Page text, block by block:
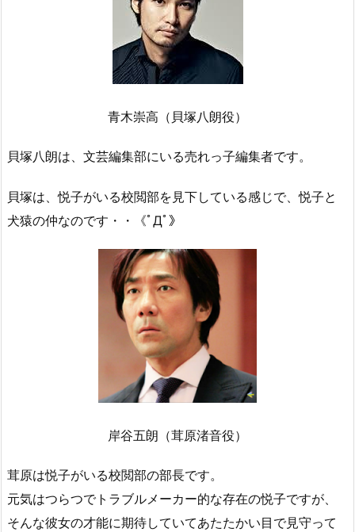
青木崇高（貝塚八朗役）
貝塚八朗は、文芸編集部にいる売れっ子編集者です。
貝塚は、悦子がいる校閲部を見下している感じで、悦子と
犬猿の仲なのです・・《ﾟДﾟ》
岸谷五朗（茸原渚音役）
茸原は悦子がいる校閲部の部長です。
元気はつらつでトラブルメーカー的な存在の悦子ですが、
そんな彼女の才能に期待していてあたたかい目で見守って